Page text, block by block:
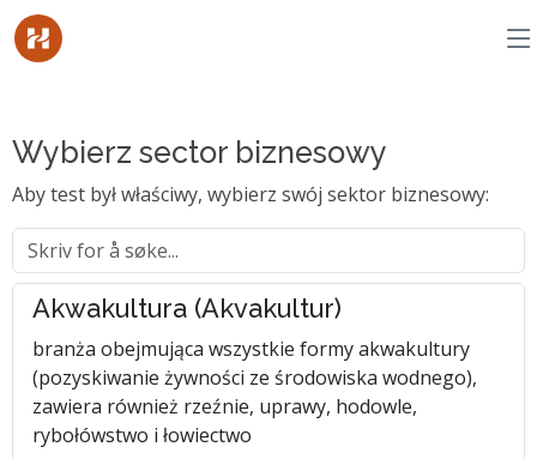
Wybierz sector biznesowy
Aby test był właściwy, wybierz swój sektor biznesowy:
Akwakultura (Akvakultur)
branża obejmująca wszystkie formy akwakultury
(pozyskiwanie żywności ze środowiska wodnego),
zawiera również rzeźnie, uprawy, hodowle,
rybołówstwo i łowiectwo